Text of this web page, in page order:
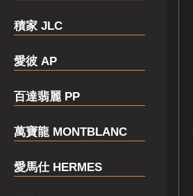
積家 JLC
愛彼 AP
百達翡麗 PP
萬寶龍 MONTBLANC
愛馬仕 HERMES